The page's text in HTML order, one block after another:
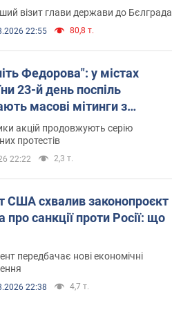
візит глави держави до Бєлграда
22:55 80,8 т.
Федорова": у містах
23-й день поспіль
масові мітинги з
Фото і відео
акцій продовжують серію
протестів
22:22 2,3 т.
США схвалив законопроєкт
про санкції проти Росії: що
передбачає нові економічні
22:38 4,7 т.